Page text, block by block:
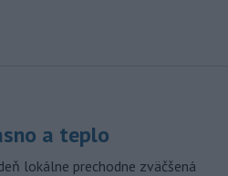
a teplo
lokálne prechodne zväčšená